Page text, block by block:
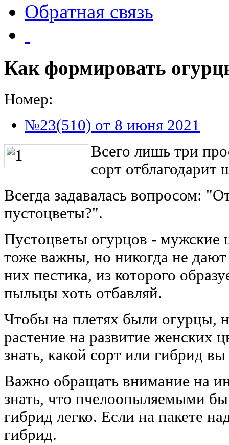
Обратная связь
Как формировать
Номер:
№23(510) от 8 июня 2021
Всего лишь три
сорт
Всегда задавалась вопросом:
пустоцветы?".
Пустоцветы огурцов - мужские
тоже важны, но никогда не дают
них пестика, из которого
пыльцы хоть отбавляй.
Чтобы на плетях были огурцы,
растение на развитие женских
знать, какой сорт или гибрид
Важно обращать внимание на
знать, что пчелоопыляемыми
гибрид легко. Если на пакете
гибрид.